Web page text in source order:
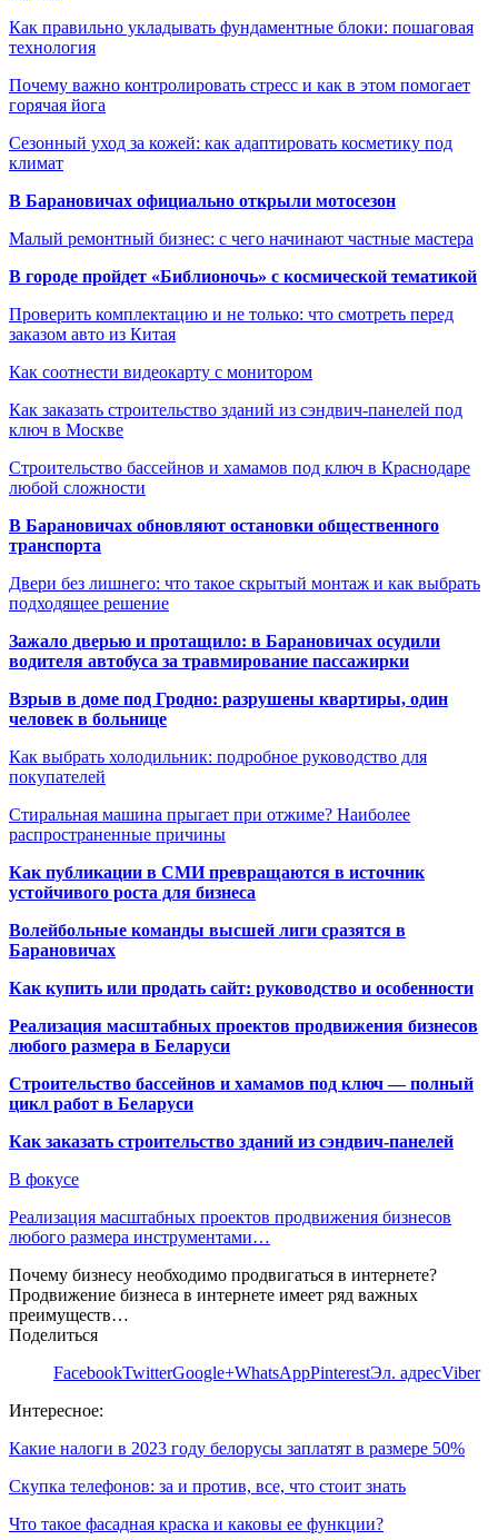
Как правильно укладывать фундаментные блоки: пошаговая
технология
Почему важно контролировать стресс и как в этом помогает
горячая йога
Сезонный уход за кожей: как адаптировать косметику под
климат
В Барановичах официально открыли мотосезон
Малый ремонтный бизнес: с чего начинают частные мастера
В городе пройдет «Библионочь» с космической тематикой
Проверить комплектацию и не только: что смотреть перед
заказом авто из Китая
Как соотнести видеокарту с монитором
Как заказать строительство зданий из сэндвич-панелей под
ключ в Москве
Строительство бассейнов и хамамов под ключ в Краснодаре
любой сложности
В Барановичах обновляют остановки общественного
транспорта
Двери без лишнего: что такое скрытый монтаж и как выбрать
подходящее решение
Зажало дверью и протащило: в Барановичах осудили
водителя автобуса за травмирование пассажирки
Взрыв в доме под Гродно: разрушены квартиры, один
человек в больнице
Как выбрать холодильник: подробное руководство для
покупателей
Стиральная машина прыгает при отжиме? Наиболее
распространенные причины
Как публикации в СМИ превращаются в источник
устойчивого роста для бизнеса
Волейбольные команды высшей лиги сразятся в
Барановичах
Как купить или продать сайт: руководство и особенности
Реализация масштабных проектов продвижения бизнесов
любого размера в Беларуси
Строительство бассейнов и хамамов под ключ — полный
цикл работ в Беларуси
Как заказать строительство зданий из сэндвич-панелей
В фокусе
Реализация масштабных проектов продвижения бизнесов
любого размера инструментами…
Почему бизнесу необходимо продвигаться в интернете?
Продвижение бизнеса в интернете имеет ряд важных
преимуществ…
Поделиться
FacebookTwitterGoogle+WhatsAppPinterestЭл. адресViber
Интересное:
Какие налоги в 2023 году белорусы заплатят в размере 50%
Скупка телефонов: за и против, все, что стоит знать
Что такое фасадная краска и каковы ее функции?